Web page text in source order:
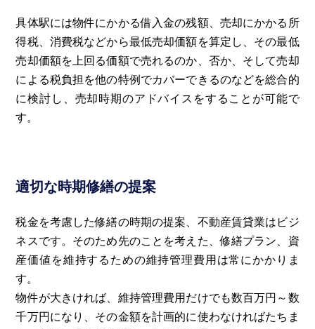
具体駅には物件にかかる借入金の残額、売却にかかる所
得税、消費税などから最低売却価額を算定し、その最低
売却価額を上回る価額で売れるのか、否か、そして売却
による税負担を他の特例でカバーできるのなどを総合的
に検討し、売却時期のアドバイスをすることが可能で
す。
適切な時期修繕の提案
税金を考慮した修繕の時期の提案、不動産賃貸業はビジ
ネスです。そのため先のことを考えた、修繕プラン、資
産価値を維持するための維持管理費用は常にかかりま
す。
物件が大きければ、維持管理費用だけでも数百万円～数
千万円になり、その金額を計画的に使わなければたちま